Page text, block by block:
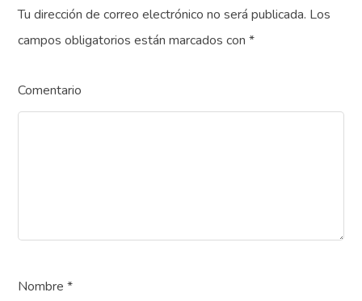
Tu dirección de correo electrónico no será publicada. Los
campos obligatorios están marcados con*
Comentario
Nombre*